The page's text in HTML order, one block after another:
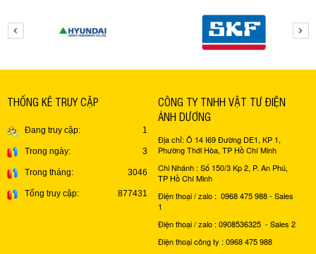
THỐNG KÊ TRUY CẬP
Đang truy cập: 1
Trong ngày: 3
Trong tháng: 3046
Tổng truy cập: 877431
CÔNG TY TNHH VẬT TƯ ĐIỆN
ÁNH DƯƠNG
Địa chỉ: Ô 14 I69 Đường DE1, KP 1,
Phường Thới Hòa, TP Hồ Chí Minh
Chi Nhánh : Số 150/3 Kp 2, P. An Phú,
TP Hồ Chí Minh
Điện thoại / zalo : 0968 475 988 - Sales
1
Điện thoại / zalo : 0908536325 - Sales 2
Điện thoại công ty : 0968 475 988